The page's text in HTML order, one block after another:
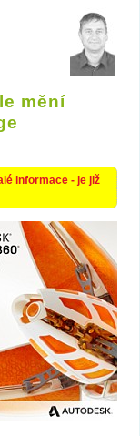
mění
informace - je již